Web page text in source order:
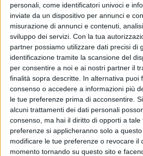
personali, come identificatori univoci e
inviate da un dispositivo per annunci e
misurazione di annunci e contenuti,
sviluppo dei servizi. Con la tua
partner possiamo utilizzare dati precisi di
identificazione tramite la scansione del
per consentire a noi e ai nostri partner il
finalità sopra descritte. In alternativa puoi
consenso o accedere a informazioni più
le tue preferenze prima di acconsentire.
alcuni trattamenti dei dati personali
consenso, ma hai il diritto di opporti a
preferenze si applicheranno solo a
modificare le tue preferenze o revocare il
momento tornando su questo sito e
NEWS 09 dic 2019
Luciano Ligabue: un prof
con le sue canzoni
Il docente fa dialogare i testi del
dei pensatori